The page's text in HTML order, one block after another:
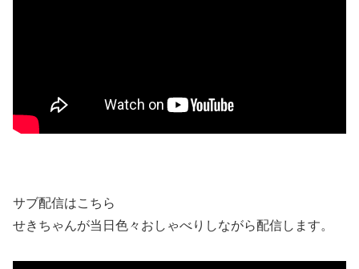
サブ配信はこちら
せきちゃんが当日色々おしゃべりしながら配信します。